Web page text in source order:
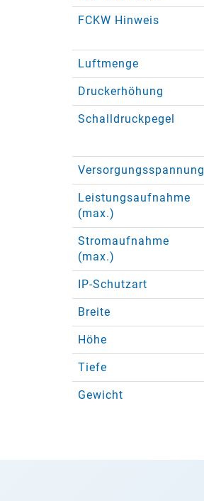
FCKW Hinweis
Luftmenge
Druckerhöhung
Schalldruckpegel
Versorgungsspannung
Leistungsaufnahme
(max.)
Stromaufnahme
(max.)
IP-Schutzart
Breite
Höhe
Tiefe
Gewicht